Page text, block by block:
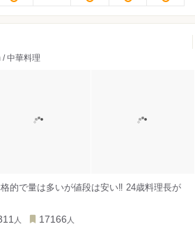
中華料理
的で量は多いが値段は安い‼️ 24歳料理長が
人 17166 人